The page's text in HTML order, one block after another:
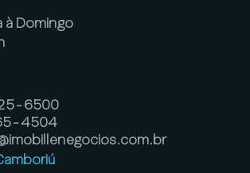
à Domingo
6500
4504